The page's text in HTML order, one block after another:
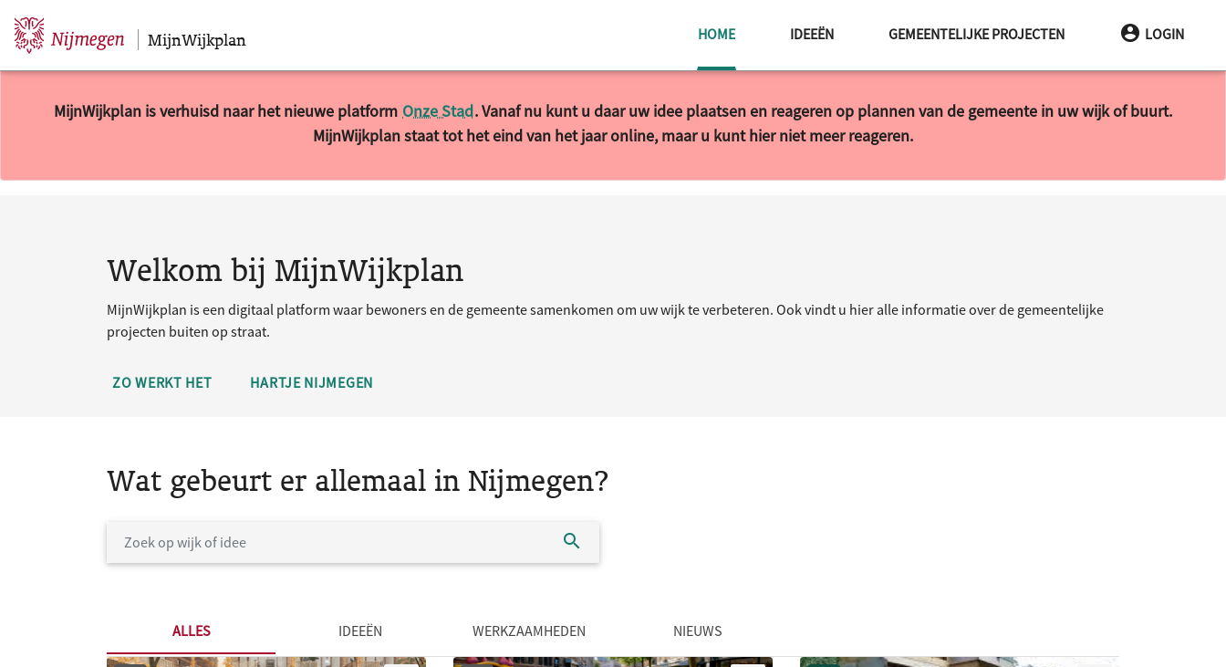
Sla navigatie over MijnWijkplan HOMEHUIDIGE PAGINA
IDEEËN GEMEENTELIJKE PROJECTEN LOGIN
MijnWijkplan is verhuisd naar het nieuwe platform Onze Stad. Vanaf nu kunt u daar uw idee plaatsen en reageren op plannen van de gemeente in uw wijk of buurt.
MijnWijkplan staat tot het eind van het jaar online, maar u kunt hier niet meer reageren.
Welkom bij MijnWijkplan
MijnWijkplan is een digitaal platform waar bewoners en de gemeente samenkomen om uw wijk te verbeteren. Ook vindt u hier alle informatie over de gemeentelijke
projecten buiten op straat.
ZO WERKT HET HARTJE NIJMEGEN
Wat gebeurt er allemaal in Nijmegen?
ALLES IDEEËN WERKZAAMHEDEN NIEUWS